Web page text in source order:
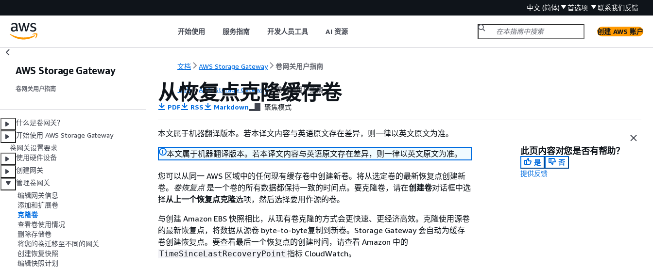
中文 (简体) 首选项 联系我们反馈
开始使用 服务指南 开发人员工具 AI 资源 创建 AWS 账户
AWS Storage Gateway
卷网关用户指南
什么是卷网关？
开始使用 AWS Storage Gateway
卷网关设置要求
使用硬件设备
创建网关
管理卷网关
编辑网关信息
添加和扩展卷
克隆卷
查看卷使用情况
删除存储卷
将您的卷迁移至不同的网关
创建恢复快照
编辑快照计划
文档 AWS Storage Gateway 卷网关用户指南
文档 AWS Storage Gateway 卷网关用户指南
从恢复点克隆缓存卷
PDF RSS Markdown 聚焦模式
本文属于机器翻译版本。若本译文内容与英语原文存在差异，则一律以英文原文为准。
本文属于机器翻译版本。若本译文内容与英语原文存在差异，则一律以英文原文为准。
您可以从同一 AWS 区域中的任何现有缓存卷中创建新卷。将从选定卷的最新恢复点创建新
卷。 卷恢复点是一个卷的所有数据都保持一致的时间点。要克隆卷，请在创建卷对话框中选
择从上一个恢复点克隆选项，然后选择要用作源的卷。
与创建 Amazon EBS 快照相比，从现有卷克隆的方式会更快速、更经济高效。克隆使用源卷
的最新恢复点，将数据从源卷 byte-to-byte复制到新卷。Storage Gateway 会自动为缓存
卷创建恢复点。要查看最后一个恢复点的创建时间，请查看 Amazon 中的
TimeSinceLastRecoveryPoint 指标 CloudWatch。
此页内容对您是否有帮助？
是
否
提供反馈